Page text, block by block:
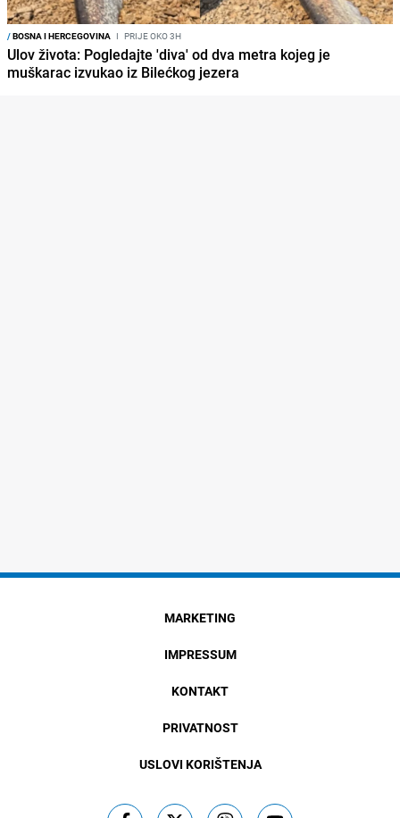
/BOSNA I HERCEGOVINA I PRIJE OKO 3H
Ulov života: Pogledajte 'diva' od dva metra kojeg je
muškarac izvukao iz Bilećkog jezera
MARKETING
IMPRESSUM
KONTAKT
PRIVATNOST
USLOVI KORIŠTENJA